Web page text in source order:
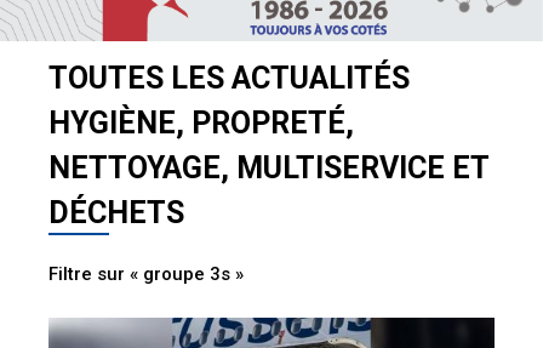
Accueil Actualités
TOUTES LES ACTUALITÉS
HYGIÈNE, PROPRETÉ,
NETTOYAGE, MULTISERVICE ET
DÉCHETS
Filtre sur « groupe 3s »